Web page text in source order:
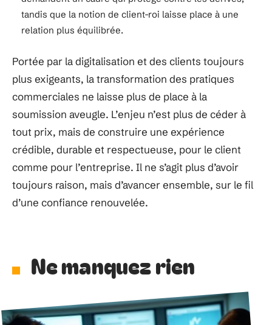
Qualité de service: la rapidité ne suffit plus, c’est la
la différence.
Charte de conduite: beaucoup d’entreprises révisent
aujourd’hui leurs règles internes pour encadrer les
comportements abusifs, quel que soit le côté du
comptoir.
Éthique professionnelle: les collaborateurs
demandent un cadre qui protège contre les dérives,
tandis que la notion de client-roi laisse place à une
relation plus équilibrée.
commerciales ne laisse plus de place à la
soumission aveugle. L’enjeu n’est plus de céder à
tout prix, mais de construire une expérience
crédible, durable et respectueuse, pour le client